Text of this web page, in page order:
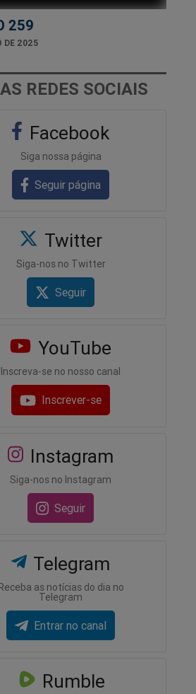
259
DE 2025
REDES SOCIAIS
Facebook
Siga nossa página
Seguir página
Twitter
Siga-nos no Twitter
Seguir
YouTube
Inscreva-se no nosso canal
Inscrever-se
Instagram
Siga-nos no Instagram
Seguir
Telegram
as notícias do dia no
Telegram
Entrar no canal
Rumble